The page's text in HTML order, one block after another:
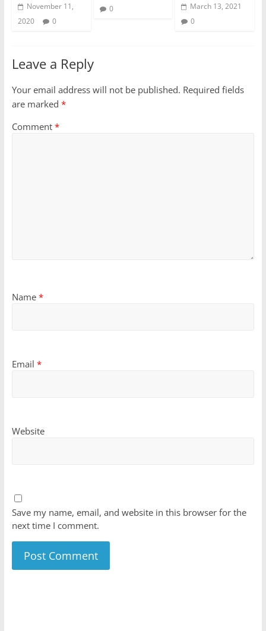
November 11,
2020
0
0
March 13, 2021
0
Leave a Reply
Your email address will not be published. Required fields
are marked *
Comment *
Name *
Email *
Website
Save my name, email, and website in this browser for the
next time I comment.